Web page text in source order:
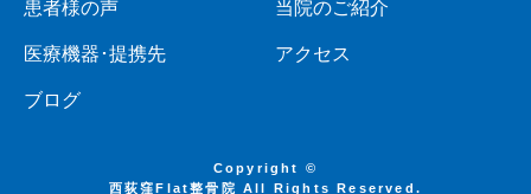
患者様の声
当院のご紹介
医療機器･提携先
アクセス
ブログ
Copyright ©
西荻窪Flat整骨院 All Rights Reserved.